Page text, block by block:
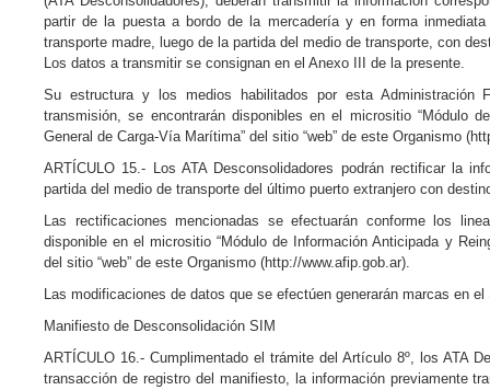
partir de la puesta a bordo de la mercadería y en forma
transporte madre, luego de la partida del medio de transporte, con
Los datos a transmitir se consignan en el Anexo III de la presente.
Su estructura y los medios habilitados por esta
transmisión, se encontrarán disponibles en el micrositio “Módulo
General de Carga-Vía Marítima” del sitio “web” de este Organismo
ARTÍCULO 15.- Los ATA Desconsolidadores podrán rectificar la
partida del medio de transporte del último puerto extranjero con
Las rectificaciones mencionadas se efectuarán conforme los
disponible en el micrositio “Módulo de Información Anticipada y
del sitio “web” de este Organismo (http://www.afip.gob.ar).
Las modificaciones de datos que se efectúen generarán marcas en
Manifiesto de Desconsolidación SIM
ARTÍCULO 16.- Cumplimentado el trámite del Artículo 8º, los ATA
transacción de registro del manifiesto, la información previamente